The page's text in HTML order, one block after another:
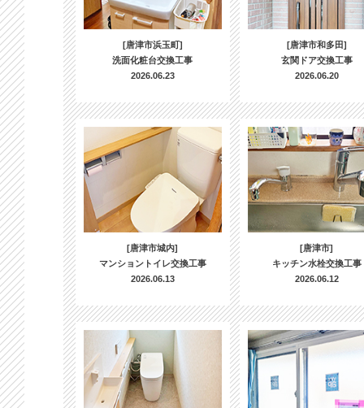
[唐津市浜玉町]
洗面化粧台交換工事
2026.06.23
[唐津市和多田]
玄関ドア交換工事
2026.06.20
[唐津市城内]
マンショントイレ交換工事
2026.06.13
[唐津市]
キッチン水栓交換工事
2026.06.12